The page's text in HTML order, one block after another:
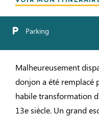
Parking
Malheureusement
donjon a été remplacé
habile transformation
13e siècle. Un grand